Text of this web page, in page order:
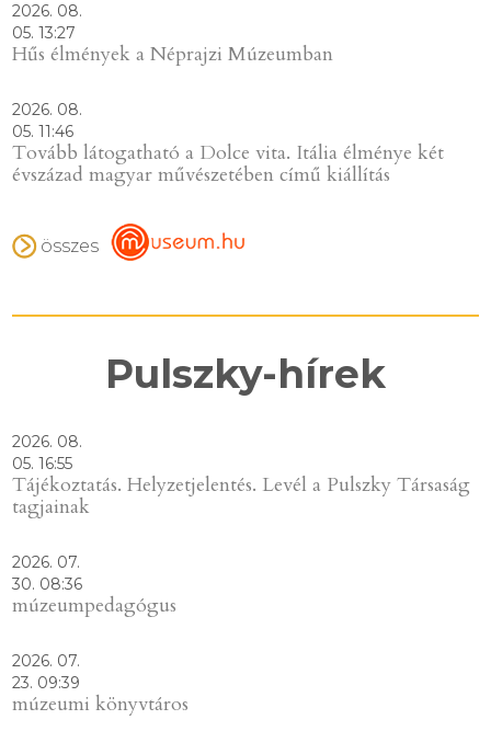
2026. 08.
05. 13:27
Hűs élmények a Néprajzi Múzeumban
2026. 08.
05. 11:46
Tovább látogatható a Dolce vita. Itália élménye két
évszázad magyar művészetében című kiállítás
összes
Pulszky-hírek
2026. 08.
05. 16:55
Tájékoztatás. Helyzetjelentés. Levél a Pulszky Társaság
tagjainak
2026. 07.
30. 08:36
múzeumpedagógus
2026. 07.
23. 09:39
múzeumi könyvtáros